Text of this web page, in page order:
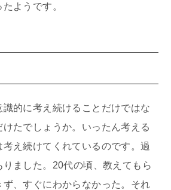
ようです。
的に考え続けることだけではな
たでしょうか。いったん考える
え続けてくれているのです。過
ました。20代の頃、教えてもら
ず、すぐにわからなかった。それ